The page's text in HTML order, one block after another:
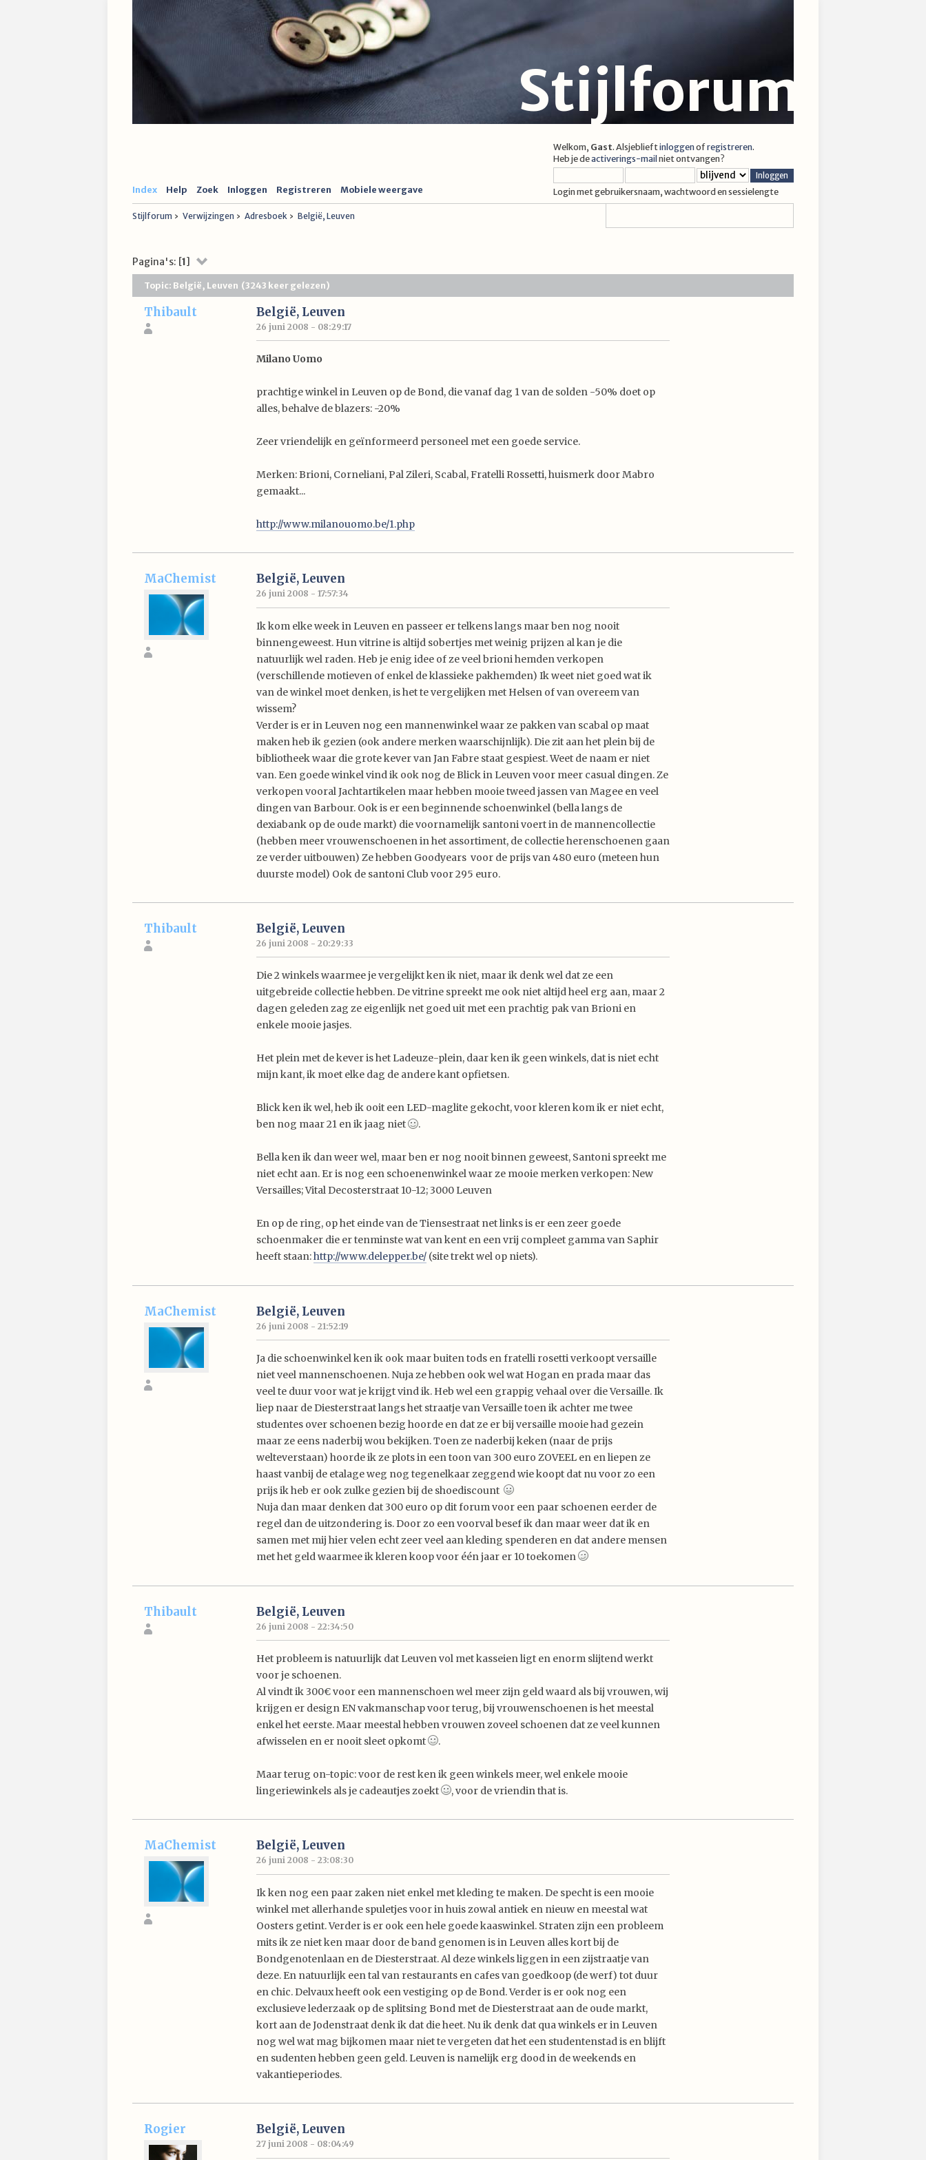
Stijlforum
Welkom, Gast. Alsjeblieftinloggenofregistreren.
Heb je deactiverings-mail niet ontvangen?
Login met gebruikersnaam, wachtwoord en sessielengte
Index Help Zoek Inloggen Registreren Mobiele weergave
Stijlforum › Verwijzingen › Adresboek› België, Leuven
Pagina's: [1]
Topic: België, Leuven (3243 keer gelezen)
Thibault België, Leuven
26 juni 2008 - 08:29:17
Milano Uomo
prachtige winkel in Leuven op de Bond, die vanaf dag 1 van de solden -50% doet op
alles, behalve de blazers: -20%
Zeer vriendelijk en geïnformeerd personeel met een goede service.
Merken: Brioni, Corneliani, Pal Zileri, Scabal, Fratelli Rossetti, huismerk door Mabro
gemaakt...
http://www.milanouomo.be/1.php
MaChemist België, Leuven
26 juni 2008 - 17:57:34
Ik kom elke week in Leuven en passeer er telkens langs maar ben nog nooit
binnengeweest. Hun vitrine is altijd sobertjes met weinig prijzen al kan je die
natuurlijk wel raden. Heb je enig idee of ze veel brioni hemden verkopen
(verschillende motieven of enkel de klassieke pakhemden) Ik weet niet goed wat ik
van de winkel moet denken, is het te vergelijken met Helsen of van overeem van
wissem?
Verder is er in Leuven nog een mannenwinkel waar ze pakken van scabal op maat
maken heb ik gezien (ook andere merken waarschijnlijk). Die zit aan het plein bij de
bibliotheek waar die grote kever van Jan Fabre staat gespiest. Weet de naam er niet
van. Een goede winkel vind ik ook nog de Blick in Leuven voor meer casual dingen. Ze
verkopen vooral Jachtartikelen maar hebben mooie tweed jassen van Magee en veel
dingen van Barbour. Ook is er een beginnende schoenwinkel (bella langs de
dexiabank op de oude markt) die voornamelijk santoni voert in de mannencollectie
(hebben meer vrouwenschoenen in het assortiment, de collectie herenschoenen gaan
ze verder uitbouwen) Ze hebben Goodyears voor de prijs van 480 euro (meteen hun
duurste model) Ook de santoni Club voor 295 euro.
Thibault België, Leuven
26 juni 2008 - 20:29:33
Die 2 winkels waarmee je vergelijkt ken ik niet, maar ik denk wel dat ze een
uitgebreide collectie hebben. De vitrine spreekt me ook niet altijd heel erg aan, maar 2
dagen geleden zag ze eigenlijk net goed uit met een prachtig pak van Brioni en
enkele mooie jasjes.
Het plein met de kever is het Ladeuze-plein, daar ken ik geen winkels, dat is niet echt
mijn kant, ik moet elke dag de andere kant opfietsen.
Blick ken ik wel, heb ik ooit een LED-maglite gekocht, voor kleren kom ik er niet echt,
ben nog maar 21 en ik jaag niet
.
Bella ken ik dan weer wel, maar ben er nog nooit binnen geweest, Santoni spreekt me
niet echt aan. Er is nog een schoenenwinkel waar ze mooie merken verkopen: New
Versailles; Vital Decosterstraat 10-12; 3000 Leuven
En op de ring, op het einde van de Tiensestraat net links is er een zeer goede
schoenmaker die er tenminste wat van kent en een vrij compleet gamma van Saphir
heeft staan:http://www.delepper.be/ (site trekt wel op niets).
MaChemist België, Leuven
26 juni 2008 - 21:52:19
Ja die schoenwinkel ken ik ook maar buiten tods en fratelli rosetti verkoopt versaille
niet veel mannenschoenen. Nuja ze hebben ook wel wat Hogan en prada maar das
veel te duur voor wat je krijgt vind ik. Heb wel een grappig vehaal over die Versaille. Ik
liep naar de Diesterstraat langs het straatje van Versaille toen ik achter me twee
studentes over schoenen bezig hoorde en dat ze er bij versaille mooie had gezein
maar ze eens naderbij wou bekijken. Toen ze naderbij keken (naar de prijs
welteverstaan) hoorde ik ze plots in een toon van 300 euro ZOVEEL en en liepen ze
haast vanbij de etalage weg nog tegenelkaar zeggend wie koopt dat nu voor zo een
prijs ik heb er ook zulke gezien bij de shoediscount
Nuja dan maar denken dat 300 euro op dit forum voor een paar schoenen eerder de
regel dan de uitzondering is. Door zo een voorval besef ik dan maar weer dat ik en
samen met mij hier velen echt zeer veel aan kleding spenderen en dat andere mensen
met het geld waarmee ik kleren koop voor één jaar er 10 toekomen
Thibault België, Leuven
26 juni 2008 - 22:34:50
Het probleem is natuurlijk dat Leuven vol met kasseien ligt en enorm slijtend werkt
voor je schoenen.
Al vindt ik 300€ voor een mannenschoen wel meer zijn geld waard als bij vrouwen, wij
krijgen er design EN vakmanschap voor terug, bij vrouwenschoenen is het meestal
enkel het eerste. Maar meestal hebben vrouwen zoveel schoenen dat ze veel kunnen
afwisselen en er nooit sleet opkomt
.
Maar terug on-topic: voor de rest ken ik geen winkels meer, wel enkele mooie
lingeriewinkels als je cadeautjes zoekt
, voor de vriendin that is.
MaChemist België, Leuven
26 juni 2008 - 23:08:30
Ik ken nog een paar zaken niet enkel met kleding te maken. De specht is een mooie
winkel met allerhande spuletjes voor in huis zowal antiek en nieuw en meestal wat
Oosters getint. Verder is er ook een hele goede kaaswinkel. Straten zijn een probleem
mits ik ze niet ken maar door de band genomen is in Leuven alles kort bij de
Bondgenotenlaan en de Diesterstraat. Al deze winkels liggen in een zijstraatje van
deze. En natuurlijk een tal van restaurants en cafes van goedkoop (de werf) tot duur
en chic. Delvaux heeft ook een vestiging op de Bond. Verder is er ook nog een
exclusieve lederzaak op de splitsing Bond met de Diesterstraat aan de oude markt,
kort aan de Jodenstraat denk ik dat die heet. Nu ik denk dat qua winkels er in Leuven
nog wel wat mag bijkomen maar niet te vergeten dat het een studentenstad is en blijft
en sudenten hebben geen geld. Leuven is namelijk erg dood in de weekends en
vakantieperiodes.
Rogier België, Leuven
27 juni 2008 - 08:04:49